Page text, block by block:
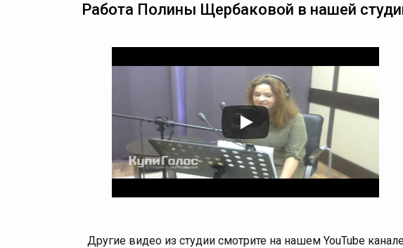
Работа Полины Щербаковой в нашей
Другие видео из студии смотрите на нашем YouTube